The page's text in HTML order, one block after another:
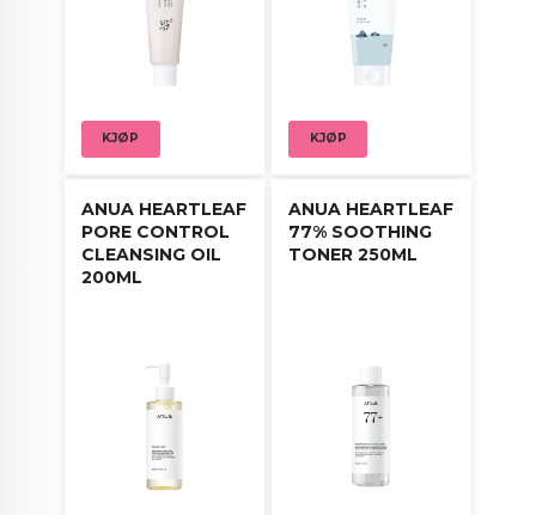
KJØP KJØP
ANUA HEARTLEAF
PORE CONTROL
CLEANSING OIL
200ML
ANUA HEARTLEAF
77% SOOTHING
TONER 250ML